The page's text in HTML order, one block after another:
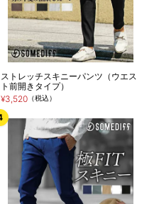
ストレッチスキニーパンツ（ウエス
ト前開きタイプ）
¥3,520（税込）